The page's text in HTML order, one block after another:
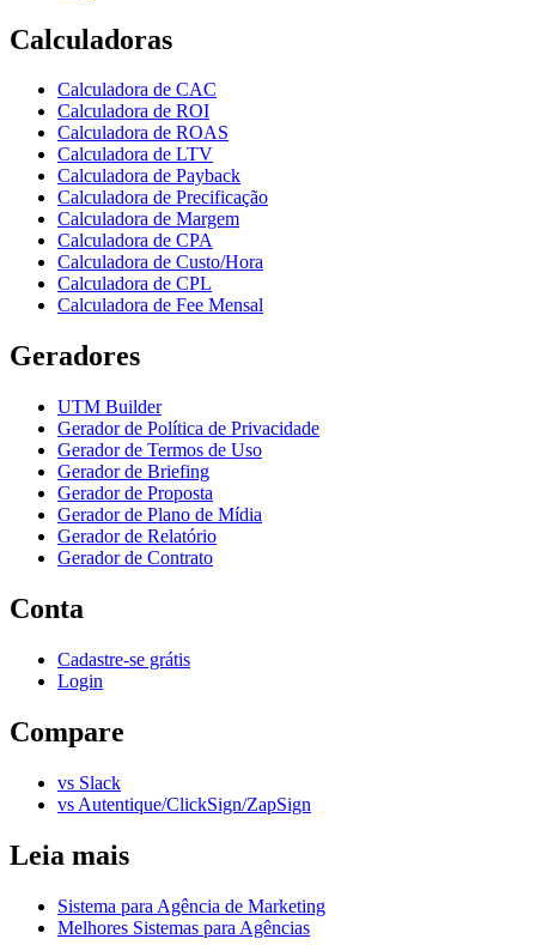
Calculadoras
Calculadora de CAC
Calculadora de ROI
Calculadora de ROAS
Calculadora de LTV
Calculadora de Payback
Calculadora de Precificação
Calculadora de Margem
Calculadora de CPA
Calculadora de Custo/Hora
Calculadora de CPL
Calculadora de Fee Mensal
Geradores
UTM Builder
Gerador de Política de Privacidade
Gerador de Termos de Uso
Gerador de Briefing
Gerador de Proposta
Gerador de Plano de Mídia
Gerador de Relatório
Gerador de Contrato
Conta
Cadastre-se grátis
Login
Compare
vs Slack
vs Autentique/ClickSign/ZapSign
Leia mais
Sistema para Agência de Marketing
Melhores Sistemas para Agências